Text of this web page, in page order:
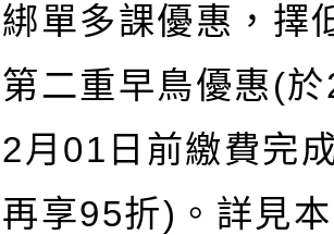
綁單多課優惠，擇
第二重早鳥優惠(
2月01日前繳費完
再享95折)。詳見